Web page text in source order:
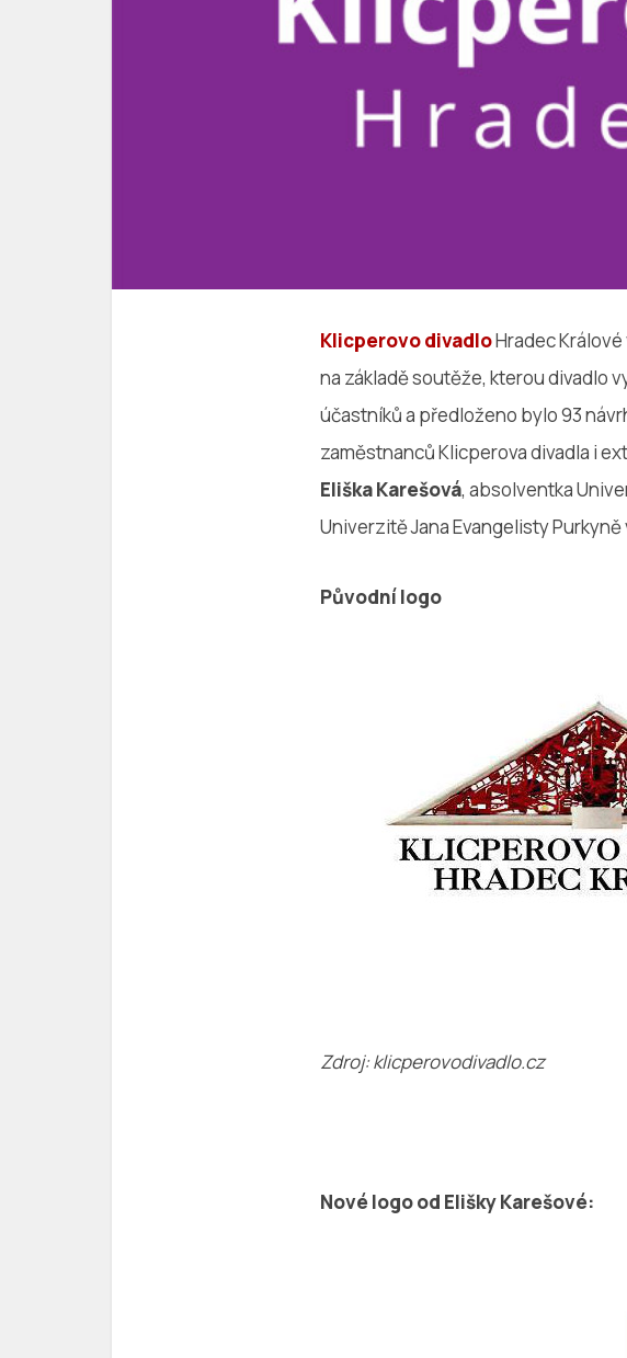
Klicperovo divadloHradec
na základě soutěže, kterou divadlo
účastníků a předloženo bylo 93
zaměstnanců Klicperova divadla i
Eliška Karešová, absolventka
Univerzitě Jana Evangelisty Purkyně
Původní logo
Zdroj: klicperovodivadlo.cz
Nové logo od Elišky Karešové: